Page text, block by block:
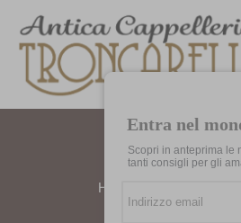
Entra nel
Scopri in anteprima le
tanti consigli per gli
DONNA
Home